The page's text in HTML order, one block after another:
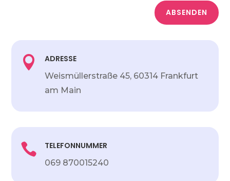
ABSENDEN
 ADRESSE
Weismüllerstraße 45, 60314 Frankfurt
am Main
 TELEFONNUMMER
069 870015240